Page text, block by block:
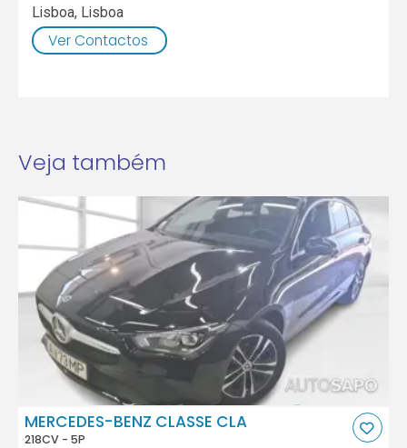
Lisboa, Lisboa
Ver Contactos
Veja também
MERCEDES-BENZ CLASSE CLA
218CV - 5P